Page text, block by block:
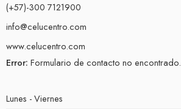
(+57)-300 7121900
info@celucentro.com
www.celucentro.com
Error: Formulario de contacto no encontrado.
Lunes - Viernes